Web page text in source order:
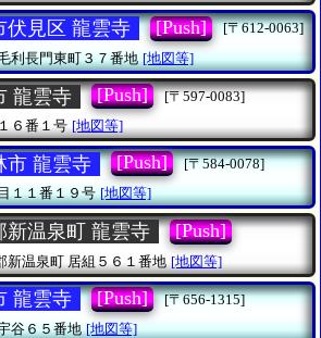
伏見区 龍雲寺 [Push]
[〒612-0063]
利長門東町３７番地 [地図等]
龍雲寺 [Push]
[〒597-0083]
６番１号 [地図等]
市 龍雲寺 [Push]
[〒584-0078]
１１番１９号 [地図等]
新温泉町 龍雲寺 [Push]
新温泉町 居組５６１番地 [地図等]
龍雲寺 [Push]
[〒656-1315]
谷６５番地 [地図等]